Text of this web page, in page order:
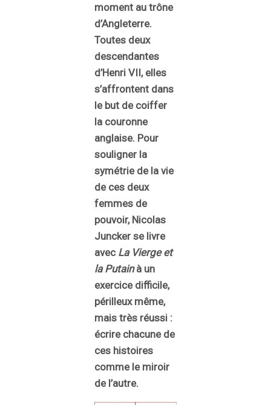
moment au trône
d’Angleterre.
Toutes deux
descendantes
d’Henri VII, elles
s’affrontent dans
le but de coiffer
la couronne
anglaise. Pour
souligner la
symétrie de la vie
de ces deux
femmes de
pouvoir, Nicolas
Juncker se livre
avec La Vierge et
la Putainà un
exercice difficile,
périlleux même,
mais très réussi :
écrire chacune de
ces histoires
comme le miroir
de l’autre.